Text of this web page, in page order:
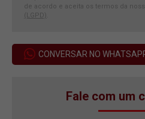
de acordo e aceita os termos da
(LGPD)
CONVERSAR NO
Fale com um